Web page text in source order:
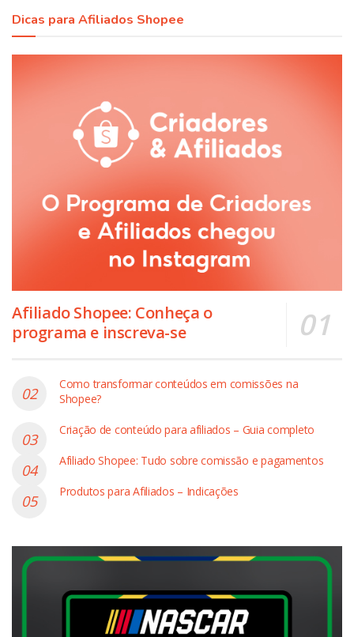
Dicas para Afiliados Shopee
Afiliado Shopee: Conheça o
programa e inscreva-se
Como transformar conteúdos em comissões na
Shopee?
Criação de conteúdo para afiliados – Guia completo
Afiliado Shopee: Tudo sobre comissão e pagamentos
Produtos para Afiliados – Indicações